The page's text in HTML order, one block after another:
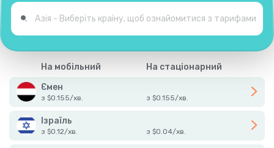
На мобільний
На стаціонарний
Ємен
з $0.155/хв. з $0.155/хв.
Ізраїль
з $0.12/хв. з $0.04/хв.